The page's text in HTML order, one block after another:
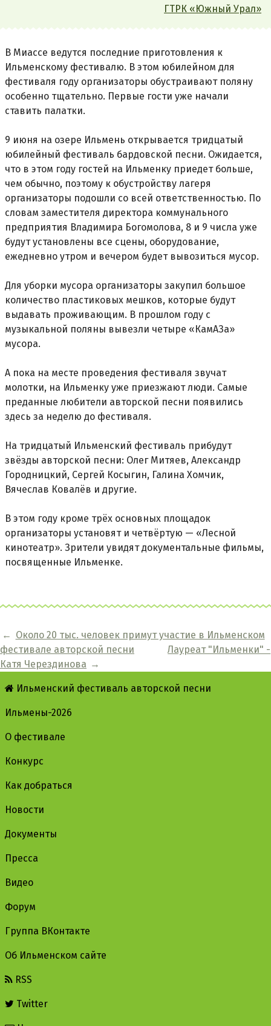
ГТРК «Южный Урал»
В Миассе ведутся последние приготовления к
Ильменскому фестивалю. В этом юбилейном для
фестиваля году организаторы обустраивают поляну
особенно тщательно. Первые гости уже начали
ставить палатки.
9 июня на озере Ильмень открывается тридцатый
юбилейный фестиваль бардовской песни. Ожидается,
что в этом году гостей на Ильменку приедет больше,
чем обычно, поэтому к обустройству лагеря
организаторы подошли со всей ответственностью. По
словам заместителя директора коммунального
предприятия Владимира Богомолова, 8 и 9 числа уже
будут установлены все сцены, оборудование,
ежедневно утром и вечером будет вывозиться мусор.
Для уборки мусора организаторы закупил большое
количество пластиковых мешков, которые будут
выдавать проживающим. В прошлом году с
музыкальной поляны вывезли четыре «КамАЗа»
мусора.
А пока на месте проведения фестиваля звучат
молотки, на Ильменку уже приезжают люди. Самые
преданные любители авторской песни появились
здесь за неделю до фестиваля.
На тридцатый Ильменский фестиваль прибудут
звёзды авторской песни: Олег Митяев, Александр
Городницкий, Сергей Косыгин, Галина Хомчик,
Вячеслав Ковалёв и другие.
В этом году кроме трёх основных площадок
организаторы установят и четвёртую — «Лесной
кинотеатр». Зрители увидят документальные фильмы,
посвященные Ильменке.
← Около 20 тыс. человек примут участие в Ильменском
фестивале авторской песни
Лауреат "Ильменки" -
Катя Черездинова →
Ильменский фестиваль авторской песни
Ильмены-2026
О фестивале
Конкурс
Как добраться
Новости
Документы
Пресса
Видео
Форум
Группа ВКонтакте
Об Ильменском сайте
RSS
Twitter